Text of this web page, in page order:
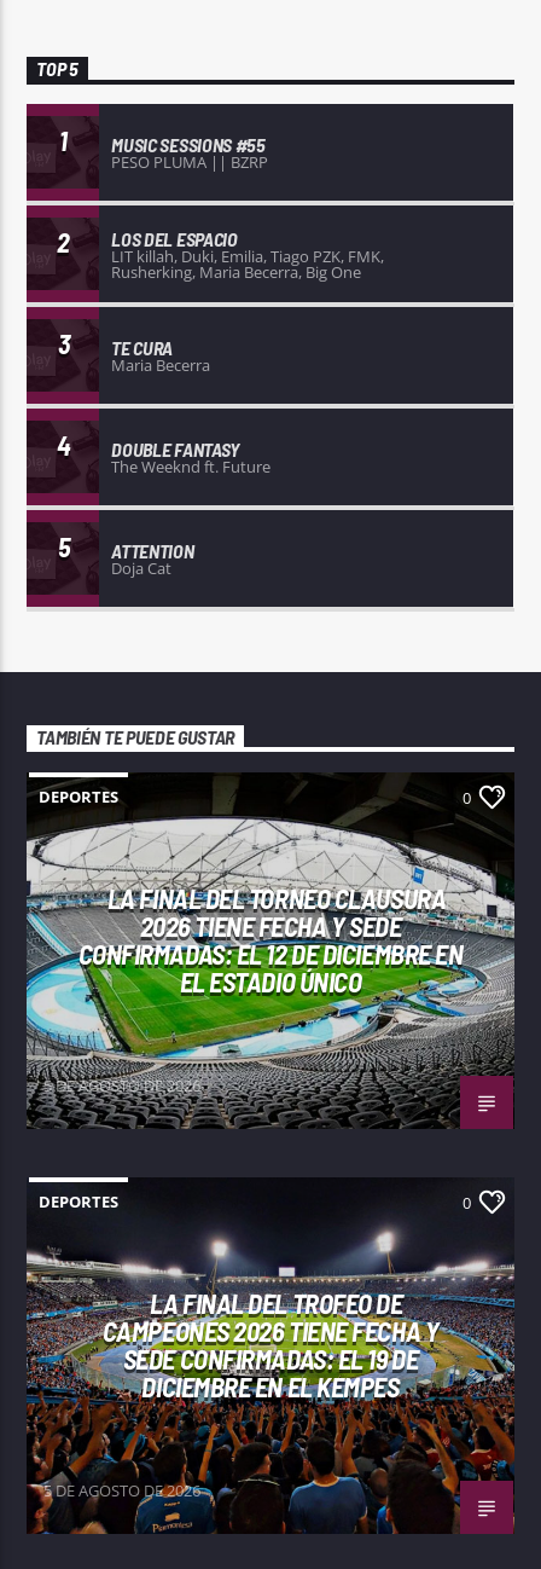
TOP 5
1 MUSIC SESSIONS #55
PESO PLUMA || BZRP
2 LOS DEL ESPACIO
LIT killah, Duki, Emilia, Tiago PZK, FMK,
Rusherking, Maria Becerra, Big One
3 TE CURA
Maria Becerra
4 DOUBLE FANTASY
The Weeknd ft. Future
5 ATTENTION
Doja Cat
TAMBIÉN TE PUEDE GUSTAR
DEPORTES 0
LA FINAL DEL TORNEO CLAUSURA
2026 TIENE FECHA Y SEDE
CONFIRMADAS: EL 12 DE DICIEMBRE EN
EL ESTADIO ÚNICO
5 DE AGOSTO DE 2026
DEPORTES 0
LA FINAL DEL TROFEO DE
CAMPEONES 2026 TIENE FECHA Y
SEDE CONFIRMADAS: EL 19 DE
DICIEMBRE EN EL KEMPES
5 DE AGOSTO DE 2026